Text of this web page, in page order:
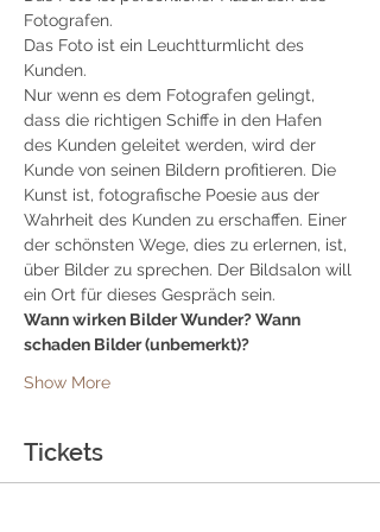
Fotografen.
Das Foto ist ein Leuchtturmlicht des
Kunden.
Nur wenn es dem Fotografen gelingt,
dass die richtigen Schiffe in den Hafen
des Kunden geleitet werden, wird der
Kunde von seinen Bildern profitieren. Die
Kunst ist, fotografische Poesie aus der
Wahrheit des Kunden zu erschaffen. Einer
der schönsten Wege, dies zu erlernen, ist,
über Bilder zu sprechen. Der Bildsalon will
ein Ort für dieses Gespräch sein.
Wann wirken Bilder Wunder? Wann
schaden Bilder (unbemerkt)?
Show More
Tickets